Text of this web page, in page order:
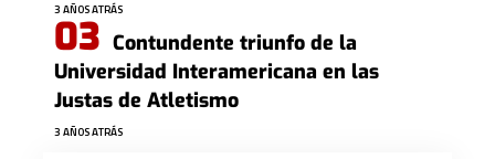
3 AÑOS ATRÁS
Contundente triunfo de la
Universidad Interamericana en las
Justas de Atletismo
3 AÑOS ATRÁS